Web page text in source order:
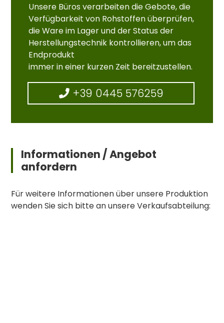
Unsere Büros verarbeiten die Gebote, die
Verfügbarkeit von Rohstoffen überprüfen,
die Ware im Lager und der Status der
Herstellungstechnik kontrollieren, um das
Endprodukt
immer in einer kurzen Zeit bereitzustellen.
+39 0445 576259
Informationen / Angebot
anfordern
Für weitere Informationen über unsere Produktion
wenden Sie sich bitte an unsere Verkaufsabteilung: